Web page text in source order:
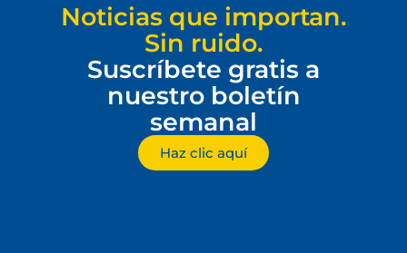
Noticias que importan.
Sin ruido.
Suscríbete gratis a
nuestro boletín
semanal
Haz clic aquí